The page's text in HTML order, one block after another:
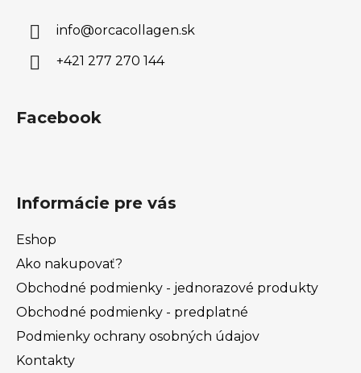
info@orcacollagen.sk
+421 277 270 144
Facebook
Informácie pre vás
Eshop
Ako nakupovať?
Obchodné podmienky - jednorazové produkty
Obchodné podmienky - predplatné
Podmienky ochrany osobných údajov
Kontakty